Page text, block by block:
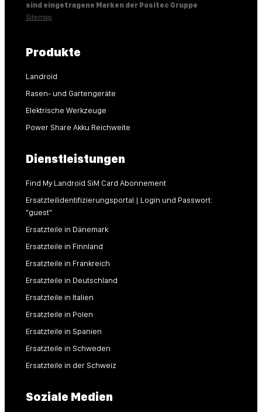
sind eingetragene Marken der Positec Gruppe
Sitemap
Produkte
Landroid
Rasen- und Gartengeräte
Elektrische Werkzeuge
Power Share Akku Reichweite
Dienstleistungen
Find My Landroid SiM Card Abonnement
Ersatzteilidentifizierungsportal | Login und Passwort:
"guest"
Ersatzteile in Dänemark
Ersatzteile in Finnland
Ersatzteile in Frankreich
Ersatzteile in Deutschland
Ersatzteile in Italien
Ersatzteile in Polen
Ersatzteile in Spanien
Ersatzteile in Schweden
Ersatzteile in der Schweiz
Soziale Medien